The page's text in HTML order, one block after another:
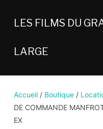
LES FILMS DU
LARGE
Accueil/ Boutique/
DE COMMANDE
EX